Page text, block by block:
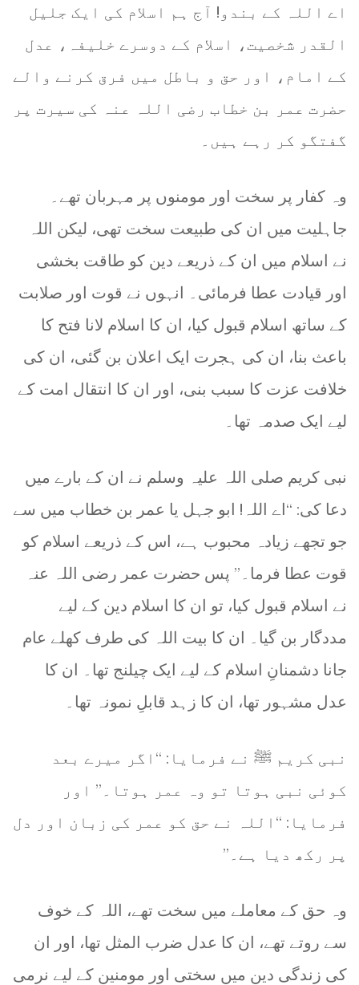
اے اللہ کے بندو! آج ہم اسلام کی ایک جلیل
القدر شخصیت، اسلام کے دوسرے خلیفہ، عدل
کے امام، اور حق و باطل میں فرق کرنے والے
حضرت عمر بن خطاب رضی اللہ عنہ کی سیرت پر
گفتگو کر رہے ہیں۔
وہ کفار پر سخت اور مومنوں پر مہربان تھے۔
جاہلیت میں ان کی طبیعت سخت تھی، لیکن اللہ
نے اسلام میں ان کے ذریعے دین کو طاقت بخشی
اور قیادت عطا فرمائی۔ انہوں نے قوت اور صلابت
کے ساتھ اسلام قبول کیا، ان کا اسلام لانا فتح کا
باعث بنا، ان کی ہجرت ایک اعلان بن گئی، ان کی
خلافت عزت کا سبب بنی، اور ان کا انتقال امت کے
لیے ایک صدمہ تھا۔
نبی کریم صلی اللہ علیہ وسلم نے ان کے بارے میں
دعا کی: “اے اللہ! ابو جہل یا عمر بن خطاب میں سے
جو تجھے زیادہ محبوب ہے، اس کے ذریعے اسلام کو
قوت عطا فرما۔” پس حضرت عمر رضی اللہ عنہ
نے اسلام قبول کیا، تو ان کا اسلام دین کے لیے
مددگار بن گیا۔ ان کا بیت اللہ کی طرف کھلے عام
جانا دشمنانِ اسلام کے لیے ایک چیلنج تھا۔ ان کا
عدل مشہور تھا، ان کا زہد قابلِ نمونہ تھا۔
نبی کریم ﷺ نے فرمایا: “اگر میرے بعد
کوئی نبی ہوتا تو وہ عمر ہوتا۔” اور
فرمایا: “اللہ نے حق کو عمر کی زبان اور دل
پر رکھ دیا ہے۔”
وہ حق کے معاملے میں سخت تھے، اللہ کے خوف
سے روتے تھے، ان کا عدل ضرب المثل تھا، اور ان
کی زندگی دین میں سختی اور مومنین کے لیے نرمی